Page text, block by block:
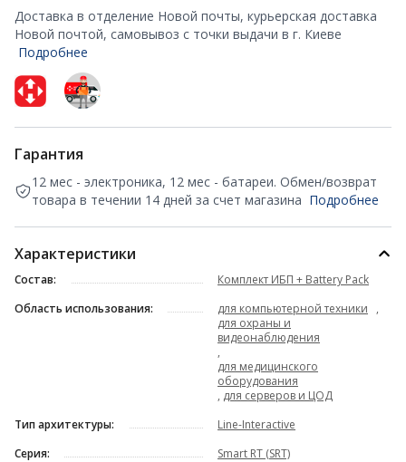
Доставка в отделение Новой почты, курьерская доставка
Новой почтой, самовывоз с точки выдачи в г. Киеве
Подробнее
Гарантия
12 мес - электроника, 12 мес - батареи. Обмен/возврат
товара в течении 14 дней за счет магазина Подробнее
Характеристики
Состав:
Комплект ИБП + Battery Pack
Область использования:
для компьютерной техники
,
для охраны и
видеонаблюдения
,
для медицинского
оборудования
, для серверов и ЦОД
Тип архитектуры:
Line-Interactive
Серия:
Smart RT (SRT)